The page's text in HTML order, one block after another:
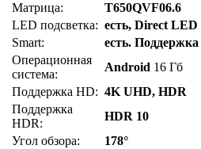
Матрица:
T650QVF06.6
LED подсветка: есть, Direct LED
Smart:
есть.
Операционная
система:
Android 16 Гб
Поддержка HD: 4K UHD, HDR
Поддержка
HDR:
HDR 10
Угол обзора:
178°